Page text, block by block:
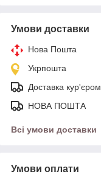
Умови доставки
Нова Пошта
Укрпошта
Доставка кур'єром
НОВА ПОШТА
Всі умови доставки
Умови оплати